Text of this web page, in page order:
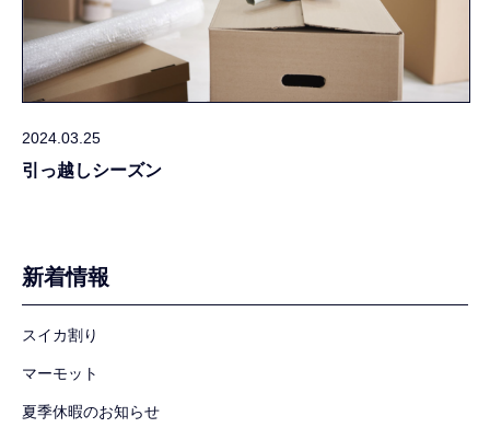
2024.03.25
引っ越しシーズン
新着情報
スイカ割り
マーモット
夏季休暇のお知らせ